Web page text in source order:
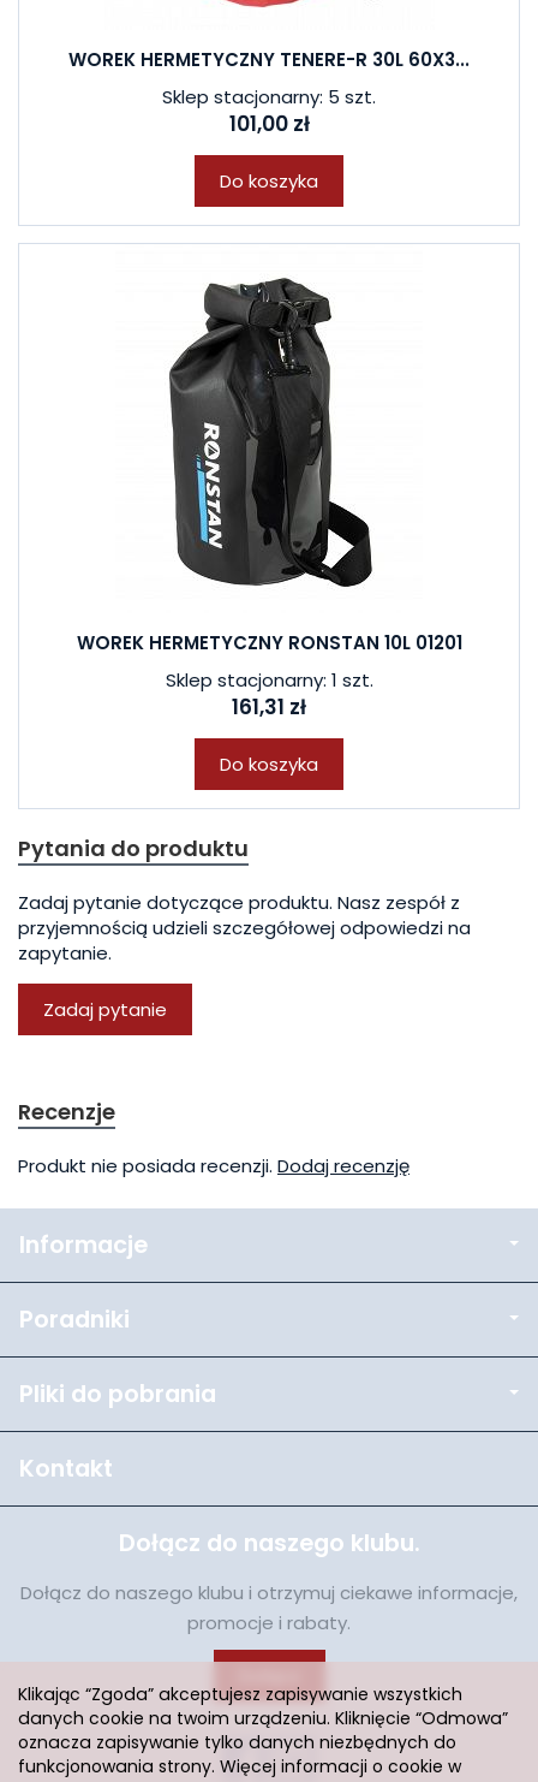
WOREK HERMETYCZNY TENERE-R 30L 60X3...
Sklep stacjonarny: 5 szt.
101,00 zł
Do koszyka
WOREK HERMETYCZNY RONSTAN 10L 01201
Sklep stacjonarny: 1 szt.
161,31 zł
Do koszyka
Pytania do produktu
Zadaj pytanie dotyczące produktu. Nasz zespół z
przyjemnością udzieli szczegółowej odpowiedzi na
zapytanie.
Zadaj pytanie
Recenzje
Produkt nie posiada recenzji. Dodaj recenzję
Informacje
Poradniki
Pliki do pobrania
Kontakt
Dołącz do naszego klubu.
Dołącz do naszego klubu i otrzymuj ciekawe informacje,
promocje i rabaty.
Klikając “Zgoda” akceptujesz zapisywanie wszystkich
danych cookie na twoim urządzeniu. Kliknięcie “Odmowa”
oznacza zapisywanie tylko danych niezbędnych do
funkcjonowania strony. Więcej informacji o cookie w